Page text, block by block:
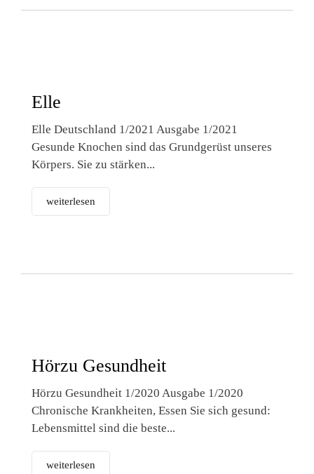
Elle
Elle Deutschland 1/2021 Ausgabe 1/2021
Gesunde Knochen sind das Grundgerüst unseres
Körpers. Sie zu stärken...
weiterlesen
Hörzu Gesundheit
Hörzu Gesundheit 1/2020 Ausgabe 1/2020
Chronische Krankheiten, Essen Sie sich gesund:
Lebensmittel sind die beste...
weiterlesen